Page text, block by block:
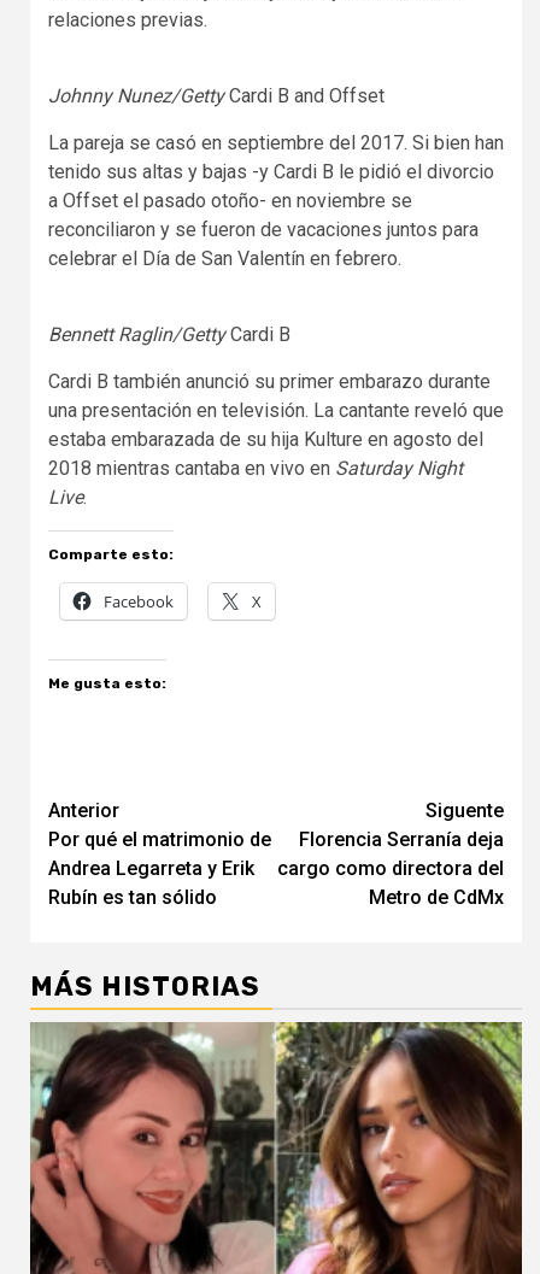
relaciones previas.
Johnny Nunez/GettyCardi B and Offset
La pareja se casó en septiembre del 2017. Si bien han
tenido sus altas y bajas -y Cardi B le pidió el divorcio
a Offset el pasado otoño- en noviembre se
reconciliaron y se fueron de vacaciones juntos para
celebrar el Día de San Valentín en febrero.
Bennett Raglin/GettyCardi B
Cardi B también anunció su primer embarazo durante
una presentación en televisión. La cantante reveló que
estaba embarazada de su hija Kulture en agosto del
2018 mientras cantaba en vivo en Saturday Night
Live.
Comparte esto:
Facebook X
Me gusta esto:
Navegación
de
entradas
Anterior
Por qué el matrimonio de
Andrea Legarreta y Erik
Rubín es tan sólido
Siguente
Florencia Serranía deja
cargo como directora del
Metro de CdMx
MÁS HISTORIAS